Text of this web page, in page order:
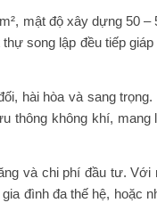
mật độ xây dựng 50 –
song lập đều tiếp
hài hòa và sang
thông không khí, mang
và chi phí đầu tư.
đình đa thế hệ, hoặc